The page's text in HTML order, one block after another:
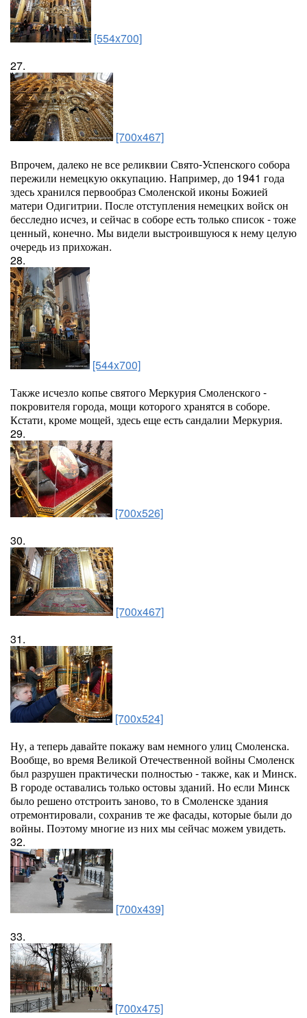
[554x700]
27.
[700x467]
Впрочем, далеко не все реликвии Свято-Успенского собора
пережили немецкую оккупацию. Например, до 1941 года
здесь хранился первообраз Смоленской иконы Божией
матери Одигитрии. После отступления немецких войск он
бесследно исчез, и сейчас в соборе есть только список - тоже
ценный, конечно. Мы видели выстроившуюся к нему целую
очередь из прихожан.
28.
[544x700]
Также исчезло копье святого Меркурия Смоленского -
покровителя города, мощи которого хранятся в соборе.
Кстати, кроме мощей, здесь еще есть сандалии Меркурия.
29.
[700x526]
30.
[700x467]
31.
[700x524]
Ну, а теперь давайте покажу вам немного улиц Смоленска.
Вообще, во время Великой Отечественной войны Смоленск
был разрушен практически полностью - также, как и Минск.
В городе оставались только остовы зданий. Но если Минск
было решено отстроить заново, то в Смоленске здания
отремонтировали, сохранив те же фасады, которые были до
войны. Поэтому многие из них мы сейчас можем увидеть.
32.
[700x439]
33.
[700x475]